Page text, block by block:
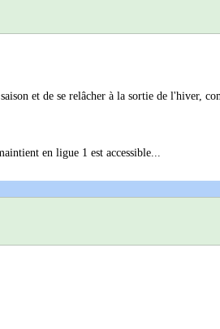
et de se relâcher à la sortie de l'hiver,
en ligue 1 est accessible...